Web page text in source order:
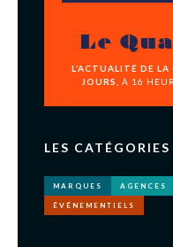
Le
L’ACTUALITÉ DE
JOURS,
À 16
LES
MARQUES AGENCES
ÉVÉNEMENTIELS